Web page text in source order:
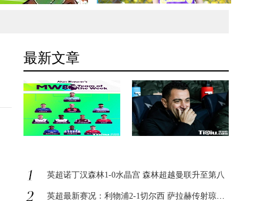
最新文章
英超诺丁汉森林1-0水晶宫 森林超越曼联升至第八
英超最新赛况：利物浦2-1切尔西 萨拉赫传射琼斯破门+造点